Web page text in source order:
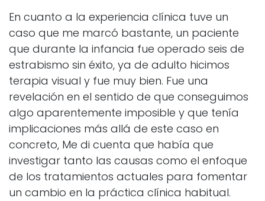
En cuanto a la experiencia clínica tuve un
caso que me marcó bastante, un paciente
que durante la infancia fue operado seis de
estrabismo sin éxito, ya de adulto hicimos
terapia visual y fue muy bien. Fue una
revelación en el sentido de que conseguimos
algo aparentemente imposible y que tenía
implicaciones más allá de este caso en
concreto, Me di cuenta que había que
investigar tanto las causas como el enfoque
de los tratamientos actuales para fomentar
un cambio en la práctica clínica habitual.